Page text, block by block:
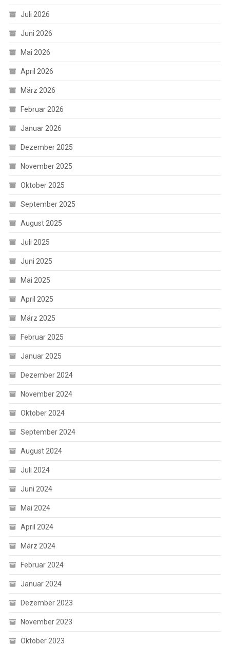
Juli 2026
Juni 2026
Mai 2026
April 2026
März 2026
Februar 2026
Januar 2026
Dezember 2025
November 2025
Oktober 2025
September 2025
August 2025
Juli 2025
Juni 2025
Mai 2025
April 2025
März 2025
Februar 2025
Januar 2025
Dezember 2024
November 2024
Oktober 2024
September 2024
August 2024
Juli 2024
Juni 2024
Mai 2024
April 2024
März 2024
Februar 2024
Januar 2024
Dezember 2023
November 2023
Oktober 2023